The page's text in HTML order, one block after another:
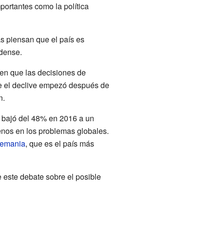
como la política
piensan que el país es
que las decisiones de
declive empezó después de
del 48% en 2016 a un
en los problemas globales.
, que es el país más
debate sobre el posible